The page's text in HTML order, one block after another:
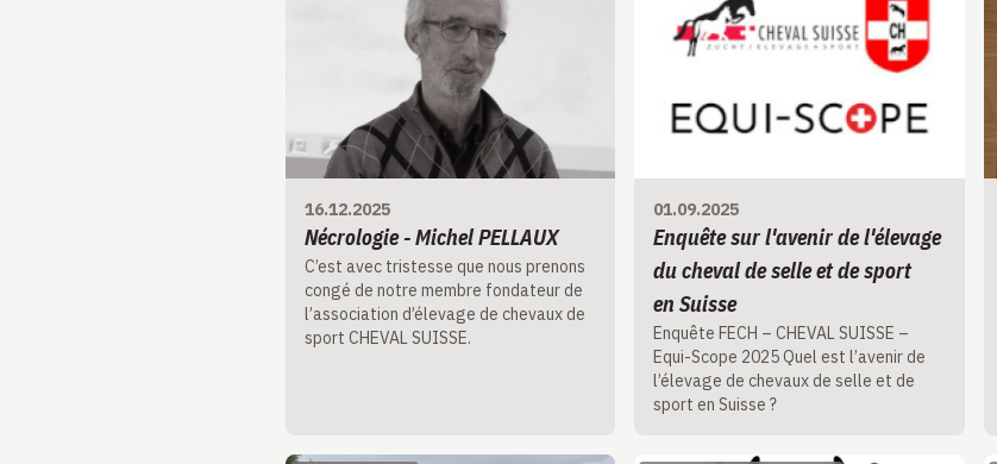
16.12.2025
Nécrologie - Michel PELLAUX
C’est avec tristesse que nous prenons
congé de notre membre fondateur de
l’association d’élevage de chevaux de
sport CHEVAL SUISSE.
01.09.2025
Enquête sur l'avenir de l'élevage
du cheval de selle et de sport
en Suisse
Enquête FECH – CHEVAL SUISSE –
Equi-Scope 2025 Quel est l’avenir de
l’élevage de chevaux de selle et de
sport en Suisse ?